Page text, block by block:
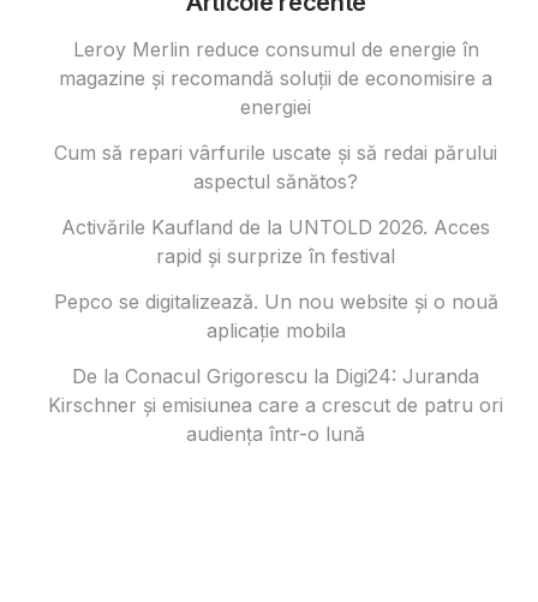
Leroy Merlin reduce consumul de energie în
magazine și recomandă soluții de economisire a
energiei
Cum să repari vârfurile uscate și să redai părului
aspectul sănătos?
Activările Kaufland de la UNTOLD 2026. Acces
rapid și surprize în festival
Pepco se digitalizează. Un nou website și o nouă
aplicație mobila
De la Conacul Grigorescu la Digi24: Juranda
Kirschner și emisiunea care a crescut de patru ori
audiența într-o lună